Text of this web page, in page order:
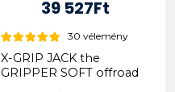
39 527Ft
30 vélemény
X-GRIP JACK the
GRIPPER SOFT offroad